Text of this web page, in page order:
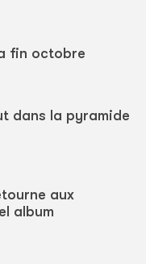
fin octobre
dans la pyramide
aux
album